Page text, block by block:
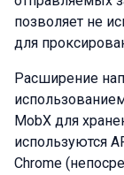
позволяет не
для
Расширение
MobX для
используются
Chrome